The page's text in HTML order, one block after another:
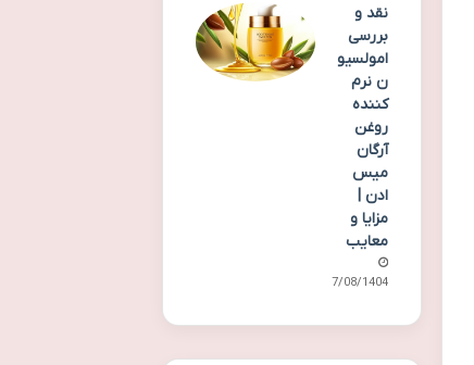
نقد و
بررسی
امولسیو
ن نرم
کننده
روغن
آرگان
میس
ادن |
مزایا و
معایب
17/08/1404